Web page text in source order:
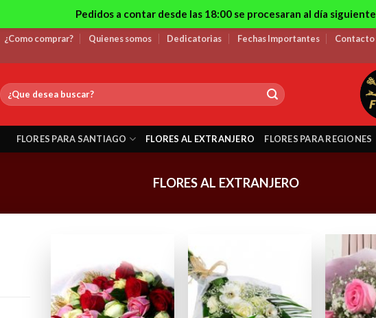
¿Como comprar? Quienes somos Dedicatorias Fechas Importantes Contacto
Buscar
por:
FLORES PARA SANTIAGO FLORES AL EXTRANJERO FLORES PARA REGIONES
FLORES AL EXTRANJERO
Pedidos a contar desde las 18:00 se procesaran al día siguiente